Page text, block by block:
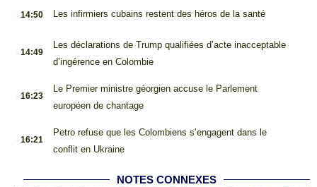
14:50 Les infirmiers cubains restent des héros de la santé
14:49
Les déclarations de Trump qualifiées d’acte inacceptable
d’ingérence en Colombie
16:23
Le Premier ministre géorgien accuse le Parlement
européen de chantage
16:21
Petro refuse que les Colombiens s’engagent dans le
conflit en Ukraine
NOTES CONNEXES